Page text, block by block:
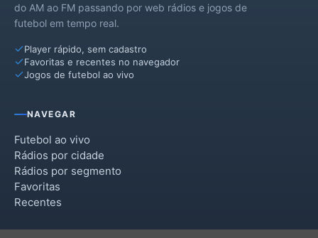
do AM ao FM passando por web rádios e jogos de
futebol em tempo real.
Player rápido, sem cadastro
Favoritas e recentes no navegador
Jogos de futebol ao vivo
NAVEGAR
Futebol ao vivo
Rádios por cidade
Rádios por segmento
Favoritas
Recentes